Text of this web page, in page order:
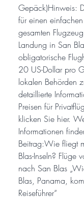
Gepäck)Hinweis:
für einen
gesamten
Landung in San
obligatorische
20 US-Dollar pro
lokalen Behörden
detaillierte
Preisen für
klicken Sie hier.
Informationen
Beitrag:Wie fliegt
Blas-Inseln? Flüge
nach San Blas
Blas, Panama,
Reiseführer“